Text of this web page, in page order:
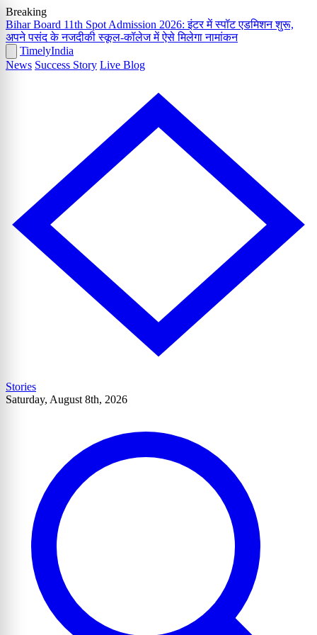
Breaking
Bihar Board 11th Spot Admission 2026: इंटर में स्पॉट एडमिशन शुरू,
अपने पसंद के नजदीकी स्कूल-कॉलेज में ऐसे मिलेगा नामांकन
TimelyIndia
News Success Story Live Blog
Stories
Saturday, August 8th, 2026